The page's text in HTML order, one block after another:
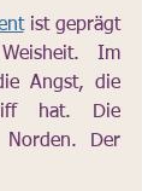
ist geprägt
Im
Angst, die
hat. Die
Norden. Der